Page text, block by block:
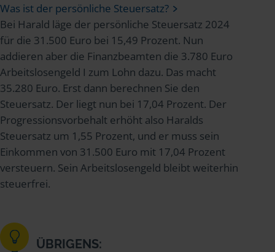
Was ist der persönliche Steuersatz?
Bei Harald läge der persönliche Steuersatz 2024
für die 31.500 Euro bei 15,49 Prozent. Nun
addieren aber die Finanzbeamten die 3.780 Euro
Arbeitslosengeld I zum Lohn dazu. Das macht
35.280 Euro. Erst dann berechnen Sie den
Steuersatz. Der liegt nun bei 17,04 Prozent. Der
Progressionsvorbehalt erhöht also Haralds
Steuersatz um 1,55 Prozent, und er muss sein
Einkommen von 31.500 Euro mit 17,04 Prozent
versteuern. Sein Arbeitslosengeld bleibt weiterhin
steuerfrei.
ÜBRIGENS: